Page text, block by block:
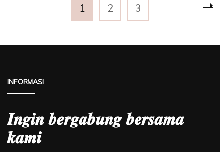
Halaman
1 Halaman
2 Halaman
3
INFORMASI
𝑰𝒏𝒈𝒊𝒏 𝒃𝒆𝒓𝒈𝒂𝒃𝒖𝒏𝒈 𝒃𝒆𝒓𝒔𝒂𝒎𝒂
𝒌𝒂𝒎𝒊